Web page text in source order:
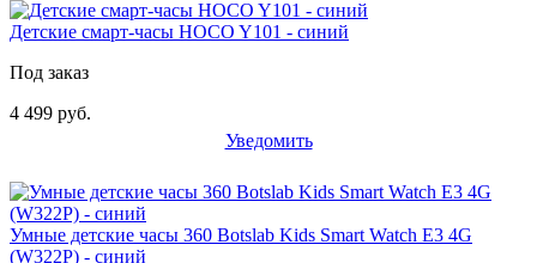
Детские смарт-часы HOCO Y101 - синий
Под заказ
4 499 руб.
Уведомить
Умные детские часы 360 Botslab Kids Smart Watch E3 4G
(W322P) - синий